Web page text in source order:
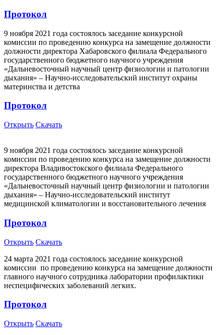
Протокол
9 ноября 2021 года состоялось заседание конкурсной
комиссии по проведению конкурса на замещение должности
должности директора Хабаровского филиала Федерального
государственного бюджетного научного учреждения
«Дальневосточный научный центр физиологии и патологии
дыхания» – Научно-исследовательский институт охраны
материнства и детства
Протокол
Открыть Скачать
9 ноября 2021 года состоялось заседание конкурсной
комиссии по проведению конкурса на замещение должности
директора Владивостокского филиала Федерального
государственного бюджетного научного учреждения
«Дальневосточный научный центр физиологии и патологии
дыхания» – Научно-исследовательский институт
медицинской климатологии и восстановительного лечения
Протокол
Открыть Скачать
24 марта 2021 года состоялось заседание конкурсной
комиссии по проведению конкурса на замещение должности
главного научного сотрудника лаборатории профилактики
неспецифических заболеваний легких.
Протокол
Открыть Скачать